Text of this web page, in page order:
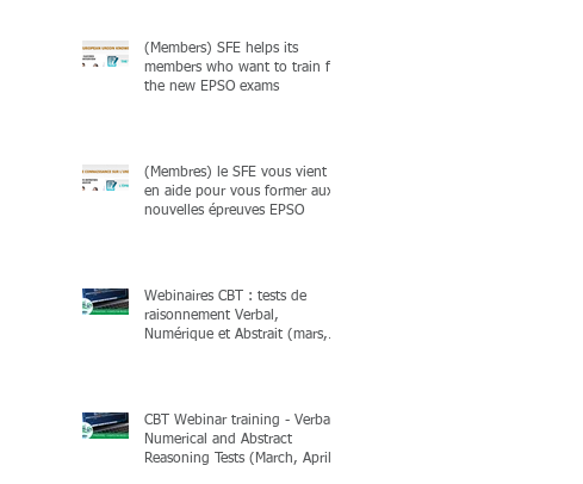
(Members) SFE helps its
members who want to train for
the new EPSO exams
(Membres) le SFE vous vient
en aide pour vous former aux
nouvelles épreuves EPSO
Webinaires CBT : tests de
raisonnement Verbal,
Numérique et Abstrait (mars,
CBT Webinar training - Verbal,
Numerical and Abstract
Reasoning Tests (March, April